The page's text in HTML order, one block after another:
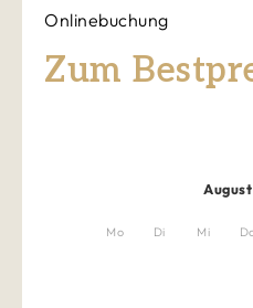
Onlinebuchung
Zum
August
Mo Di Mi